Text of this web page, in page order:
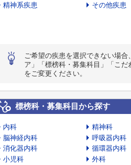
精神系疾患
その他疾患
ご希望の疾患を選択できない場合
ア」「標榜科・募集科目」「こだ
をご変更ください。
標榜科・募集科目から探す
内科
精神科
脳神経内科
呼吸器内科
消化器内科
循環器内科
小児科
外科